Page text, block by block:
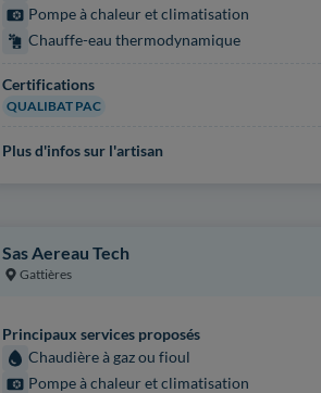
Pompe à chaleur et climatisation
Chauffe-eau thermodynamique
Certifications
QUALIBAT PAC
Plus d'infos sur l'artisan
Sas Aereau Tech
Gattières
Principaux services proposés
Chaudière à gaz ou fioul
Pompe à chaleur et climatisation